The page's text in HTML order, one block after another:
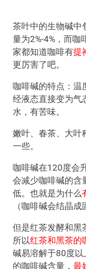
茶叶中的生物碱中
量为2%-4%，而咖
家都知道咖啡有提
更厉害了吧。
咖啡碱的特点：温
经液态直接变为气
水，有苦味。
嫩叶、春茶、大叶
一些。
咖啡碱在120度会
会减少咖啡碱的含
低。也就是为什么
（咖啡碱会结晶
但是红茶发酵和黑
所以红茶和黑茶的
碱易溶解于80度
的咖啡碱含量， 最